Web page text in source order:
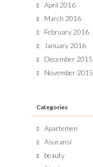
April 2016
March 2016
February 2016
January 2016
December 2015
November 2015
Categories
Apartemen
Asuransi
beauty